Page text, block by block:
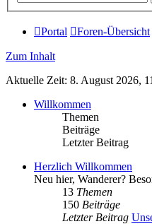
Portal Foren-Übersicht
Zum Inhalt
Aktuelle Zeit: 8. August 2026,
Willkommen
Themen
Beiträge
Letzter Beitrag
Herzlich Willkommen
Neu hier, Wanderer?
13 Themen
150 Beiträge
Letzter Beitrag